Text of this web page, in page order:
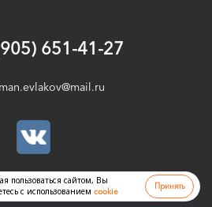
651-41-27
пользоваться сайтом, Вы
с использованием cookie
Принять